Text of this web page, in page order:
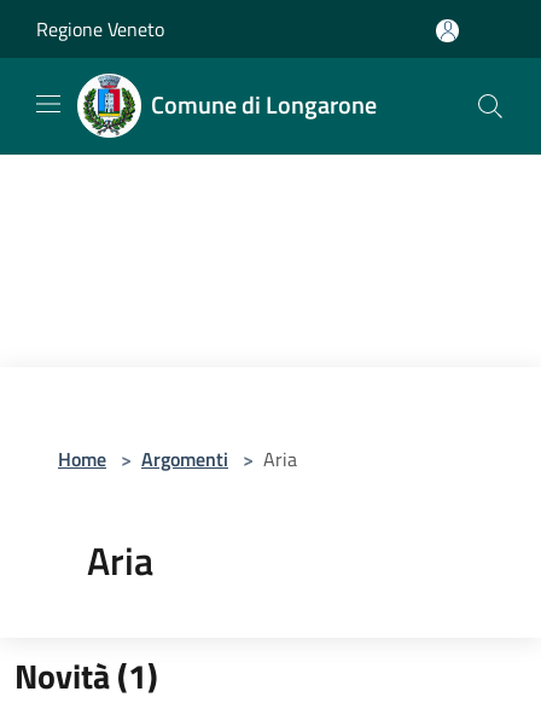
Regione Veneto
Comune di Longarone
Home > Argomenti > Aria
Aria
Novità (1)